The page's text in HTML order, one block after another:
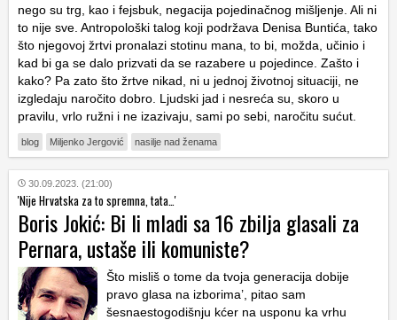
nego su trg, kao i fejsbuk, negacija pojedinačnog mišljenje. Ali ni
to nije sve. Antropološki talog koji podržava Denisa Buntića, tako
što njegovoj žrtvi pronalazi stotinu mana, to bi, možda, učinio i
kad bi ga se dalo prizvati da se razabere u pojedince. Zašto i
kako? Pa zato što žrtve nikad, ni u jednoj životnoj situaciji, ne
izgledaju naročito dobro. Ljudski jad i nesreća su, skoro u
pravilu, vrlo ružni i ne izazivaju, sami po sebi, naročitu sućut.
blog Miljenko Jergović nasilje nad ženama
30.09.2023. (21:00)
'Nije Hrvatska za to spremna, tata…'
Boris Jokić: Bi li mladi sa 16 zbilja glasali za
Pernara, ustaše ili komuniste?
Što misliš o tome da tvoja generacija dobije
pravo glasa na izborima’, pitao sam
šesnaestogodišnju kćer na usponu ka vrhu